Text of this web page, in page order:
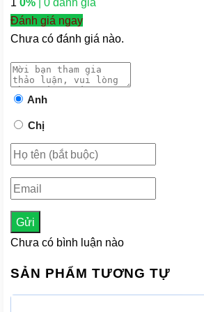
Đánh giá ngay
Chưa có đánh giá nào.
Anh
Chị
Gửi
Chưa có bình luận nào
SẢN PHẨM TƯƠNG TỰ